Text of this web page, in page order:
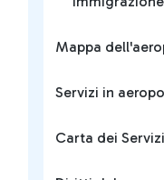
Mappa
Servizi in
Carta dei Servizi